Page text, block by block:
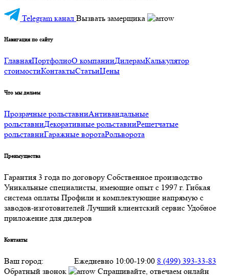
Telegram канал Вызвать замерщика
Навигация по сайту
ГлавнаяПортфолиоО компанииДилерамКалькулятор
стоимостиКонтактыСтатьиЦены
Что мы делаем
Прозрачные рольставниАнтивандальные
рольставниДекоративные рольставниРешетчатые
рольставниГаражные воротаРольворота
Преимущества
Гарантия 3 года по договору Собственное производство
Уникальные специалисты, имеющие опыт с 1997 г. Гибкая
система оплаты Профили и комплектующие напрямую с
заводов-изготовителей Лучший клиентский сервис Удобное
приложение для дилеров
Контакты
Ваш город: Ежедневно 10:00-19:00 8 (499) 393-33-83
Обратный звонок
Спрашивайте, отвечаем онлайн